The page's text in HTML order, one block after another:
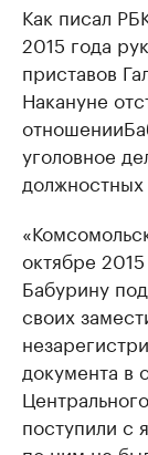
Как писал
2015 года
приставов
Накануне
отношении
уголовное
октябре
Бабурину
своих
документа в
поступили с